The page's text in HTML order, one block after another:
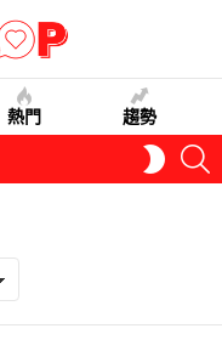
熱門 趨勢
SKIN